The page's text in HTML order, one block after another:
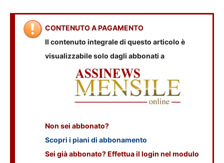
CONTENUTO A PAGAMENTO
Il contenuto integrale di questo articolo è
visualizzabile solo dagli abbonati a
Non sei abbonato?
Scopri i piani di abbonamento
Sei già abbonato? Effettua il login nel modulo